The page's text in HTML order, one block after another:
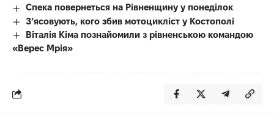
Спека повернеться на Рівненщину у понеділок
З’ясовують, кого збив мотоцикліст у Костополі
Віталія Кіма познайомили з рівненською командою
«Верес Мрія»